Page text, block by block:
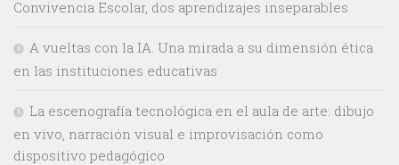
Convivencia Escolar, dos aprendizajes inseparables
A vueltas con la IA. Una mirada a su dimensión ética
en las instituciones educativas
La escenografía tecnológica en el aula de arte: dibujo
en vivo, narración visual e improvisación como
dispositivo pedagógico